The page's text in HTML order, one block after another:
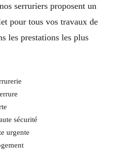
serruriers proposent un
pour tous vos travaux de
les prestations les plus
sécurité
urgente